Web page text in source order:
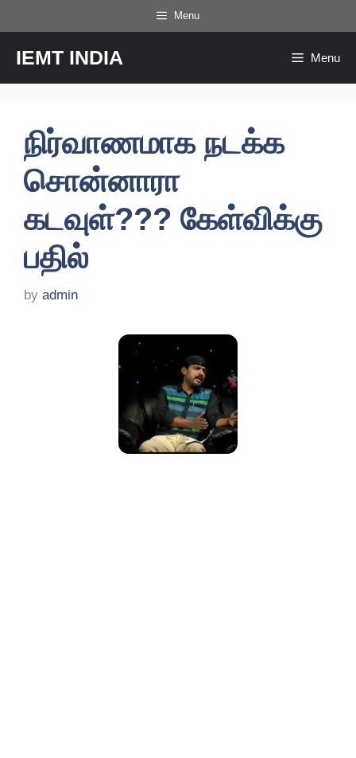
to
content
Menu
IEMT INDIA Menu
நிர்வாணமாக நடக்க
சொன்னாரா
கடவுள்??? கேள்விக்கு
பதில்
by admin